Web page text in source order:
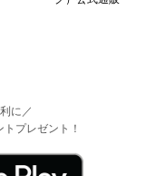
に／
プレゼント！